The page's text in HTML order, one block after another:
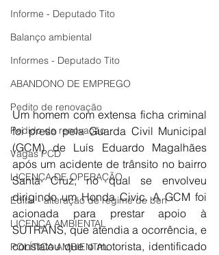
Informe - Deputado Tito
Balanço ambiental
Informes - Deputado Tito
ABANDONO DE EMPREGO
Pedito de renovação
Pedido de renovação
Vagas PCD
LICENÇA DE OPERAÇÃO
Edital - alteração de regime de ben
LICENÇA AMBIENTAL
POLÍTICA AMBIENTAL
Um homem com extensa ficha criminal
foi preso pela Guarda Civil Municipal
(GCM) de Luís Eduardo Magalhães
após um acidente de trânsito no bairro
Santa Cruz, no qual se envolveu
dirigindo um Honda Civic. A GCM foi
acionada para prestar apoio à
SUTRANS, que atendia a ocorrência, e
constatou que o motorista, identificado